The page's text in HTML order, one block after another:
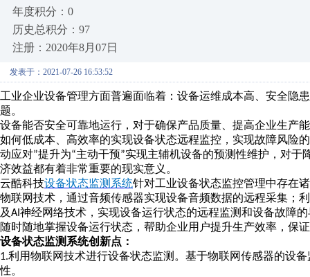
年度积分：0
历史总积分：97
注册：2020年8月07日
发表于：2021-07-26 16:53:52
工业企业设备管理方面普遍面临着：设备运维成本高、安全隐
题。
设备能否安全可靠地运行，对于确保产品质量、提高企业生产
如何低成本、高效率的实现设备状态远程监控，实现故障风险
动应对”提升为“主动干预”实现主辅机设备的预测性维护，对于
济效益都有着非常重要的现实意义。
云酷科技设备状态监测系统针对工业设备状态监控管理中存在
物联网技术，通过音频传感器实现设备音频数据的远程采集；
及AI 神经网络技术，实现设备运行状态的远程监测和设备故障
随时随地掌握设备运行状态，帮助企业用户提升生产效率，保
设备状态监测系统创新点：
1.利用物联网技术进行设备状态监测。基于物联网传感器的设
性。